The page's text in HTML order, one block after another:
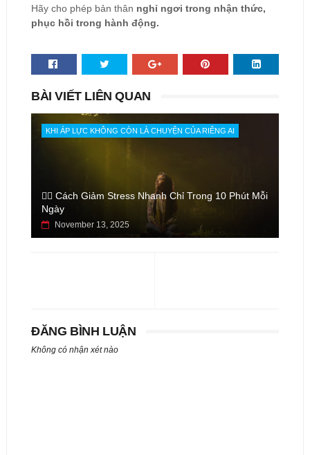
Hãy cho phép bản thân nghỉ ngơi trong nhận thức,
phục hồi trong hành động.
BÀI VIẾT LIÊN QUAN
KHI ÁP LỰC KHÔNG CÒN LÀ CHUYỆN CỦA RIÊNG AI
🧘‍♀️ Cách Giảm Stress Nhanh Chỉ Trong 10 Phút Mỗi
Ngày
November 13, 2025
ĐĂNG BÌNH LUẬN
Không có nhận xét nào